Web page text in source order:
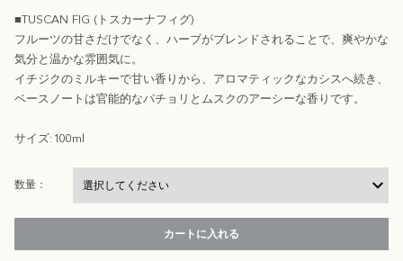
■TUSCAN FIG (トスカーナフィグ)
フルーツの甘さだけでなく、ハーブがブレンドされることで、爽やかな
気分と温かな雰囲気に。
イチジクのミルキーで甘い香りから、アロマティックなカシスへ続き、
ベースノートは官能的なパチョリとムスクのアーシーな香りです。
サイズ:100ml
数量：
カートに入れる